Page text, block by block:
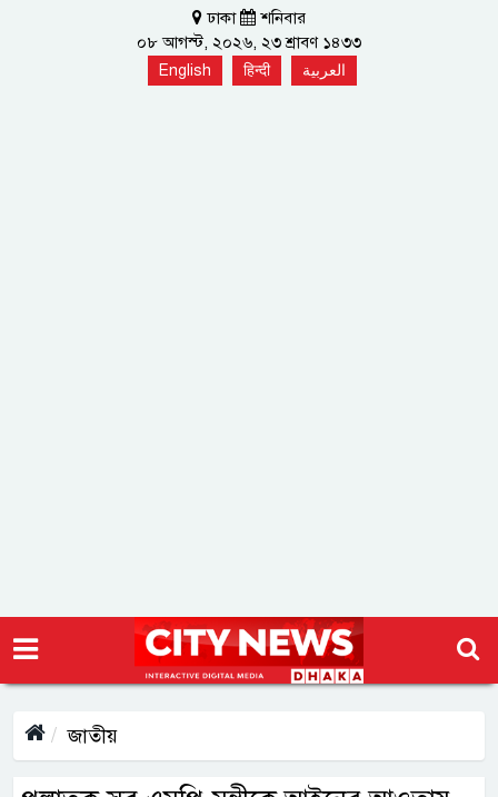
ঢাকা
শনিবার
০৮ আগস্ট, ২০২৬, ২৩ শ্রাবণ ১৪৩৩
English हिन्दी العربية
জাতীয়